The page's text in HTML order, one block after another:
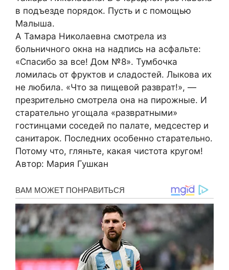
в подъезде порядок. Пусть и с помощью
Малыша.
А Тамара Николаевна смотрела из
больничного окна на надпись на асфальте:
«Спасибо за все! Дом №8». Тумбочка
ломилась от фруктов и сладостей. Лыкова их
не любила. «Что за пищевой разврат!», —
презрительно смотрела она на пирожные. И
старательно угощала «развратными»
гостинцами соседей по палате, медсестер и
санитарок. Последних особенно старательно.
Потому что, гляньте, какая чистота кругом!
Автор: Мария Гушкан